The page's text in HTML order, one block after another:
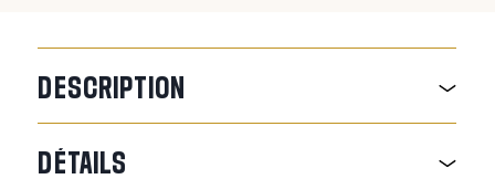
DESCRIPTION
DÉTAILS